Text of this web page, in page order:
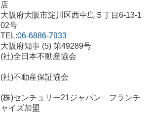
店
大阪府大阪市淀川区西中島５丁目6-13-1
02号
TEL:06-6886-7933
大阪府知事 (5) 第49289号
(社)全日本不動産協会
(社)不動産保証協会
(株)センチュリー21ジャパン フランチ
ャイズ加盟